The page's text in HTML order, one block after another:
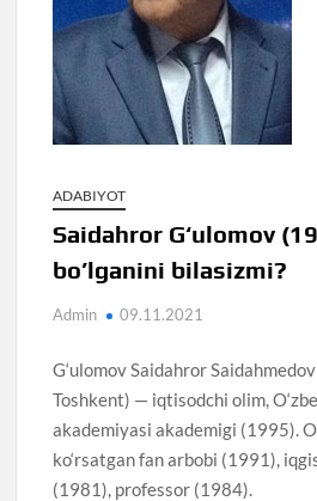
ADABIYOT
Saidahror G‘ulomov
bo’lganini bilasizmi?
Admin 09.11.2021
G‘ulomov Saidahror
Toshkent) — iqtisodchi olim,
akademiyasi akademigi (1995).
ko‘rsatgan fan arbobi (1991),
(1981), professor (1984).